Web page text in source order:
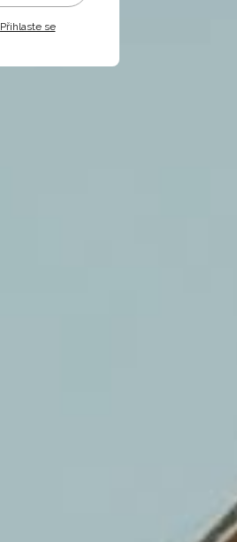
Přihlaste se